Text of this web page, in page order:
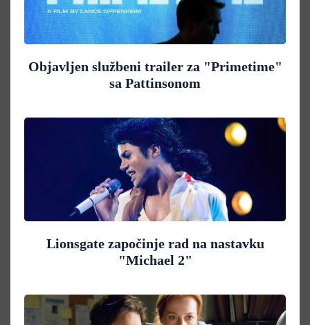
Objavljen službeni trailer za "Primetime"
sa Pattinsonom
Lionsgate započinje rad na nastavku
"Michael 2"